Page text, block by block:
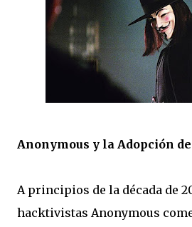
Anonymous y la Adopción
A principios de la década de
hacktivistas Anonymous